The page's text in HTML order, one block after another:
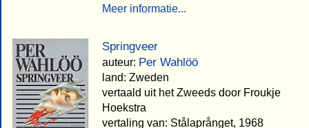
Meer informatie...
Springveer
auteur: Per Wahlöö
land: Zweden
vertaald uit het Zweeds door Froukje
Hoekstra
vertaling van: Stålaprånget, 1968